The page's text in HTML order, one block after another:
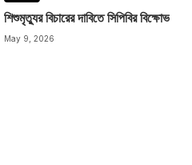
শিশুমৃত্যুর বিচারের দাবিতে সিপিবির বিক্ষোভ
May 9, 2026